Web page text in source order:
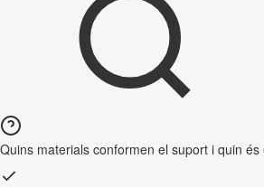
Quins materials conformen el suport i quin